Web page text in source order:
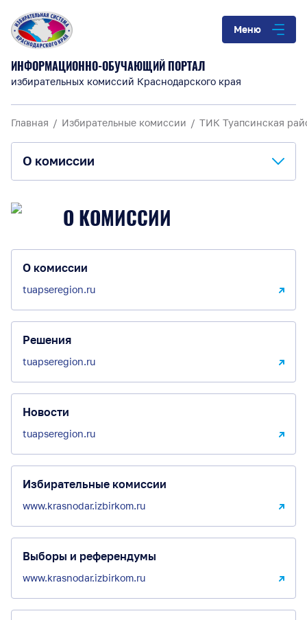
Меню
ИНФОРМАЦИОННО-ОБУЧАЮЩИЙ ПОРТАЛ
избирательных комиссий Краснодарского края
Главная Избирательные комиссии ТИК Туапсинская
О комиссии
Материалы для обучения
Повышение правовой культуры
О КОМИССИИ
О комиссии
tuapseregion.ru
Решения
tuapseregion.ru
Новости
tuapseregion.ru
Избирательные комиссии
www.krasnodar.izbirkom.ru
Выборы и референдумы
www.krasnodar.izbirkom.ru